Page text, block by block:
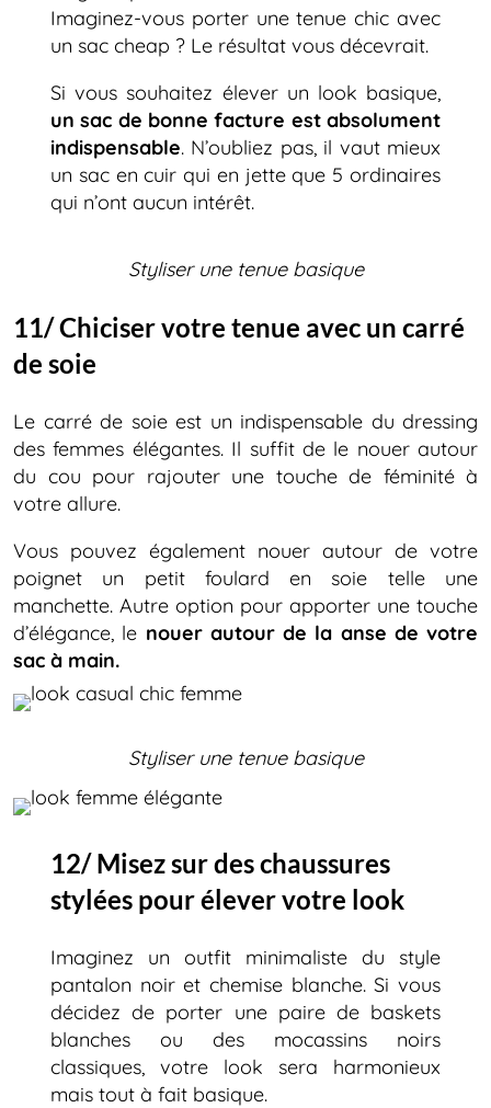
Imaginez-vous porter une tenue chic avec
un sac cheap ? Le résultat vous décevrait.
Si vous souhaitez élever un look basique,
un sac de bonne facture est absolument
indispensable. N’oubliez pas, il vaut mieux
un sac en cuir qui en jette que 5 ordinaires
qui n’ont aucun intérêt.
Styliser une tenue basique
11/ Chiciser votre tenue avec un carré
de soie
Le carré de soie est un indispensable du dressing
des femmes élégantes. Il suffit de le nouer autour
du cou pour rajouter une touche de féminité à
votre allure.
Vous pouvez également nouer autour de votre
poignet un petit foulard en soie telle une
manchette. Autre option pour apporter une touche
d’élégance, le nouer autour de la anse de votre
sac à main.
Styliser une tenue basique
12/ Misez sur des chaussures
stylées pour élever votre look
Imaginez un outfit minimaliste du style
pantalon noir et chemise blanche. Si vous
décidez de porter une paire de baskets
blanches ou des mocassins noirs
classiques, votre look sera harmonieux
mais tout à fait basique.